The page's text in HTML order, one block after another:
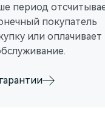
кроссовер
период
покупатель
или оплачивает